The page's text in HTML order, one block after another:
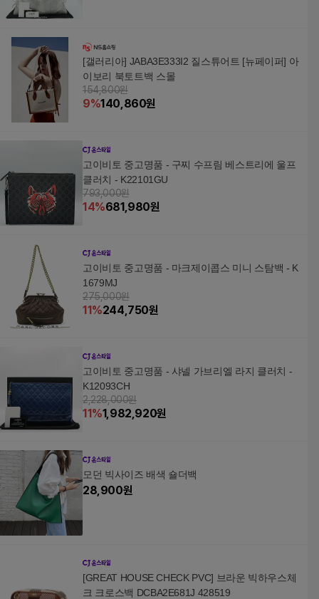
[갤러리아] JABA3E333I2 질스튜어트 [뉴페이퍼] 아
이보리 북토트백 스몰
154,800원
9%140,860원
고이비토 중고명품 - 구찌 수프림 베스트리에 울프
클러치 - K22101GU
793,000원
14%681,980원
고이비토 중고명품 - 마크제이콥스 미니 스탐백 - K
1679MJ
275,000원
11%244,750원
고이비토 중고명품 - 샤넬 가브리엘 라지 클러치 -
K12093CH
2,228,000원
11%1,982,920원
모던 빅사이즈 배색 숄더백
28,900원
[GREAT HOUSE CHECK PVC] 브라운 빅하우스체
크 크로스백 DCBA2E681J 428519